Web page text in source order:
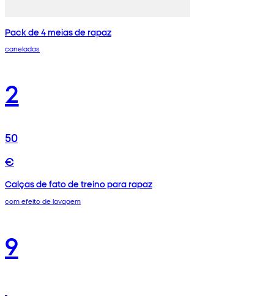
Pack de 4 meias de rapaz
caneladas
2
50
€
Calças de fato de treino para rapaz
com efeito de lavagem
9